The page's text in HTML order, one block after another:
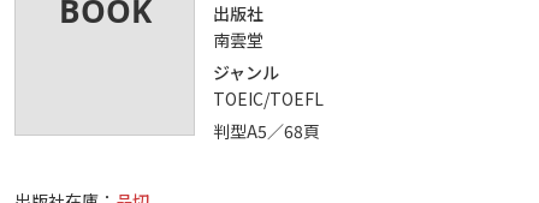
出版社
南雲堂
ジャンル
TOEIC/TOEFL
判型A5／68頁